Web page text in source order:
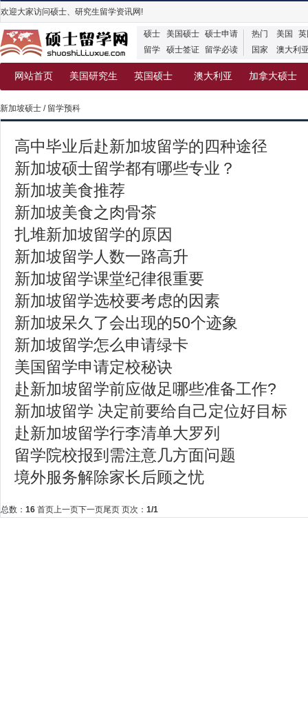
欢迎大家访问硕士、研究生留学资讯网!
硕士
留学
美国硕士 硕士申请
硕士签证
留学必读
热门
国家
美国
澳大利
网站首页 美国研究生 英国硕士 澳大利亚 加拿大硕士
新加坡硕士 / 留学预科
高中毕业后赴新加坡留学的四种途径
新加坡硕士留学都有哪些专业？
新加坡美食推荐
新加坡美食之肉骨茶
扎堆新加坡留学的原因
新加坡留学人数一路高升
新加坡留学课堂纪律很重要
新加坡留学选校要考虑的因素
新加坡呆久了会出现的50个迹象
新加坡留学怎么申请绿卡
美国留学申请定校秘诀
赴新加坡留学前应做足哪些准备工作?
新加坡留学 决定前要给自己定位好目标
赴新加坡留学行李清单大罗列
留学院校报到需注意几方面问题
境外服务解除家长后顾之忧
总数： 16 首页上一页下一页尾页 页次： 1/1